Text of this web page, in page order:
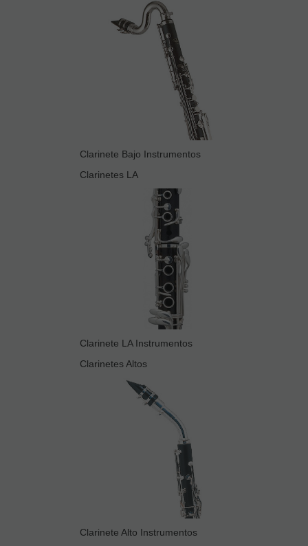
Clarinete Bajo Instrumentos
Clarinetes LA
Clarinete LA Instrumentos
Clarinetes Altos
Clarinete Alto Instrumentos